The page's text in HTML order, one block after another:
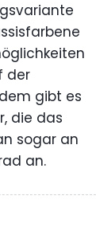
der
gibt es
die das
sogar an
an.